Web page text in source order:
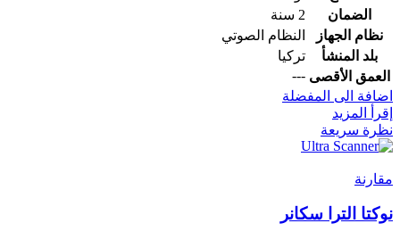
الضمان
2 سنة
نظام الجهاز
النظام الصوتي
بلد المنشأ
تركيا
العمق الأقصى ---
اضافة الى المفضلة
إقرأ المزيد
نظرة سريعة
مقارنة
نوكتا الترا سكانر